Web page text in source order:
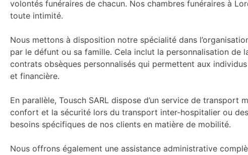
volontés funéraires de chacun. Nos chambres funéraires à
toute intimité.
Nous mettons à disposition notre spécialité dans
par le défunt ou sa famille. Cela inclut la personnalisation
contrats obsèques personnalisés qui permettent aux
et financière.
En parallèle, Tousch SARL dispose d’un service de
confort et la sécurité lors du transport inter-hospitalier ou
besoins spécifiques de nos clients en matière de mobilité.
Nous offrons également une assistance administrative